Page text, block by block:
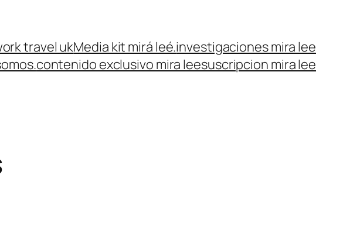
travel ukMedia kit mirá leé.investigaciones mira lee
contenido exclusivo mira leesuscripcion mira lee